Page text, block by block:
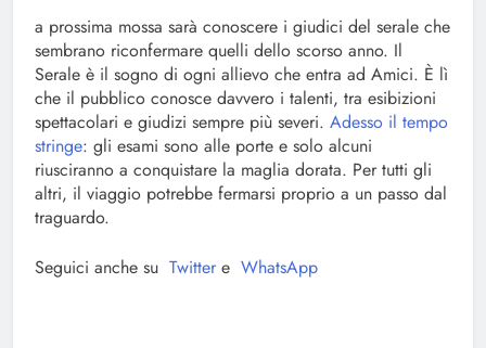
a prossima mossa sarà conoscere i giudici del serale che
sembrano riconfermare quelli dello scorso anno. Il
Serale è il sogno di ogni allievo che entra ad Amici. È lì
che il pubblico conosce davvero i talenti, tra esibizioni
spettacolari e giudizi sempre più severi. Adesso il tempo
stringe: gli esami sono alle porte e solo alcuni
riusciranno a conquistare la maglia dorata. Per tutti gli
altri, il viaggio potrebbe fermarsi proprio a un passo dal
traguardo.
Seguici anche su Twitter e WhatsApp